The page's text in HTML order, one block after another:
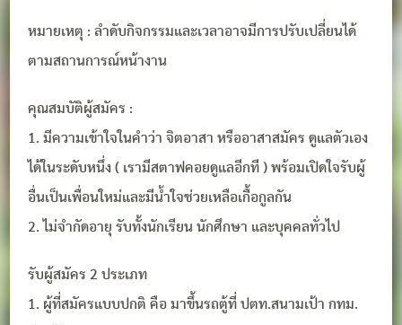
หมายเหตุ : ลำดับกิจกรรมและเวลาอาจมีการปรับเปลี่ยนได้
ตามสถานการณ์หน้างาน
คุณสมบัติผู้สมัคร :
1. มีความเข้าใจในคำว่า จิตอาสา หรืออาสาสมัคร ดูแลตัวเอง
ได้ในระดับหนึ่ง ( เรามีสตาฟคอยดูแลอีกที ) พร้อมเปิดใจรับผู้
อื่นเป็นเพื่อนใหม่และมีน้ำใจช่วยเหลือเกื้อกูลกัน
2. ไม่จำกัดอายุ รับทั้งนักเรียน นักศึกษา และบุคคลทั่วไป
รับผู้สมัคร 2 ประเภท
1. ผู้ที่สมัครแบบปกติ คือ มาขึ้นรถตู้ที่ ปตท.สนามเป้า กทม.